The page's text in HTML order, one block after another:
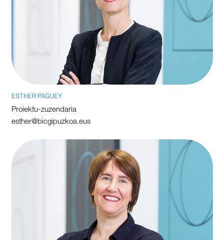
ESTHER PAGUEY
Proiektu-zuzendaria
esther@bicgipuzkoa.eus